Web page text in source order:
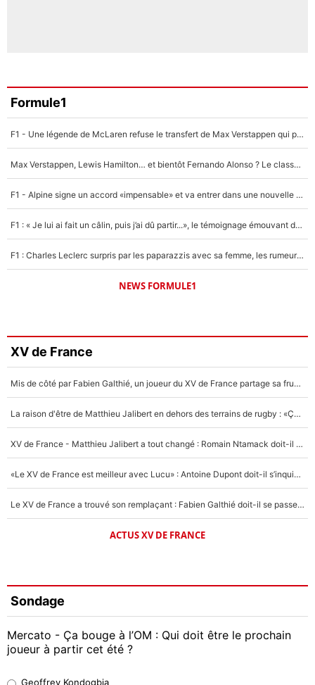
Formule1
F1 - Une légende de McLaren refuse le transfert de Max Verstappen qui pourrait «faire des vagues» et plomber l'ambiance dans l'équipe
Max Verstappen, Lewis Hamilton… et bientôt Fernando Alonso ? Le classement des pilotes les mieux payés en Formule 1 risque de changer !
F1 - Alpine signe un accord «impensable» et va entrer dans une nouvelle dimension : Grande nouvelle pour Pierre Gasly !
F1 : « Je lui ai fait un câlin, puis j’ai dû partir...», le témoignage émouvant de Max Verstappen sur sa fille
F1 : Charles Leclerc surpris par les paparazzis avec sa femme, les rumeurs étaient vraies !
NEWS FORMULE1
XV de France
Mis de côté par Fabien Galthié, un joueur du XV de France partage sa frustration : «ils ne me l’ont pas dit tout de suite»
La raison d'être de Matthieu Jalibert en dehors des terrains de rugby : «Ça m'atteint autant que si tu touches à un membre de ma famille»
XV de France - Matthieu Jalibert a tout changé : Romain Ntamack doit-il s’inquiéter pour sa place à un an de la Coupe du monde ?
«Le XV de France est meilleur avec Lucu» : Antoine Dupont doit-il s’inquiéter pour sa place ?
Le XV de France a trouvé son remplaçant : Fabien Galthié doit-il se passer d'Antoine Dupont ?
ACTUS XV DE FRANCE
Sondage
Mercato - Ça bouge à l’OM : Qui doit être le prochain
joueur à partir cet été ?
Geoffrey Kondogbia